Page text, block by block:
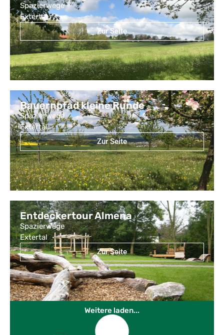
Spazierwege
Extertal
Zur Seite
Bauernpfad kleine Runde
Spazierwege
Extertal
Zur Seite
Entdeckertour Almena
Spazierwege
Extertal
Zur Seite
Weitere laden...